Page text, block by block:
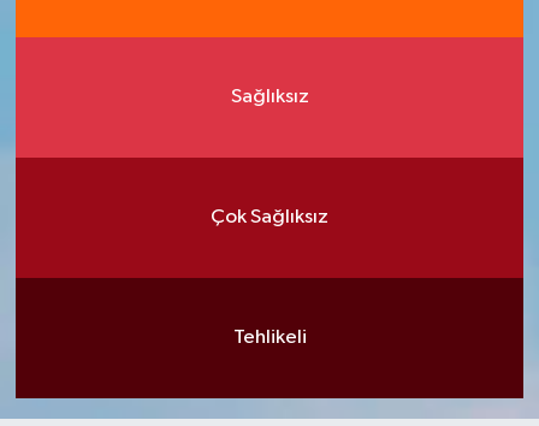
Sağlıksız
Çok Sağlıksız
Tehlikeli